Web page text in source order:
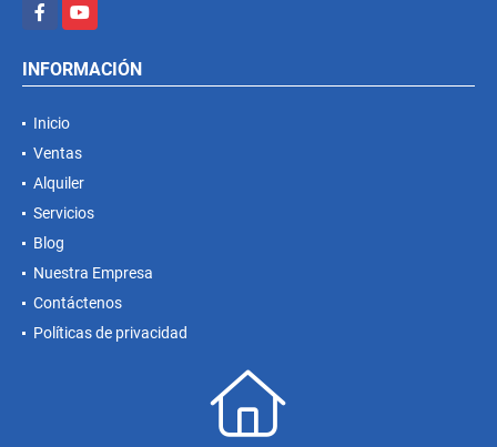
FacebookYouTube
INFORMACIÓN
Inicio
Ventas
Alquiler
Servicios
Blog
Nuestra Empresa
Contáctenos
Políticas de privacidad